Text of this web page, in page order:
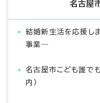
名古屋
結婚新生活を応援し
事業―
名古屋市こども誰で
内）